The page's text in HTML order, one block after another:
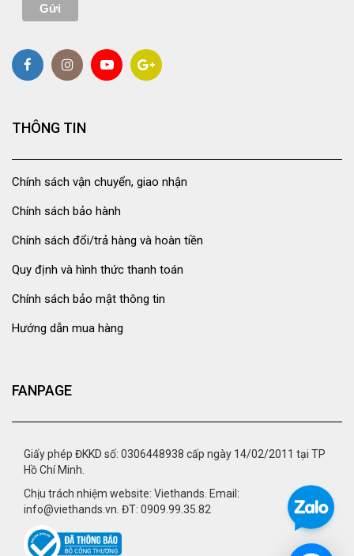
THÔNG TIN
Chính sách vận chuyển, giao nhận
Chính sách bảo hành
Chính sách đổi/trả hàng và hoàn tiền
Quy định và hình thức thanh toán
Chính sách bảo mật thông tin
Hướng dẫn mua hàng
FANPAGE
Giấy phép ĐKKD số: 0306448938 cấp ngày 14/02/2011 tại TP
Hồ Chí Minh.
Chịu trách nhiệm website: Viethands. Email:
info@viethands.vn. ĐT: 0909.99.35.82